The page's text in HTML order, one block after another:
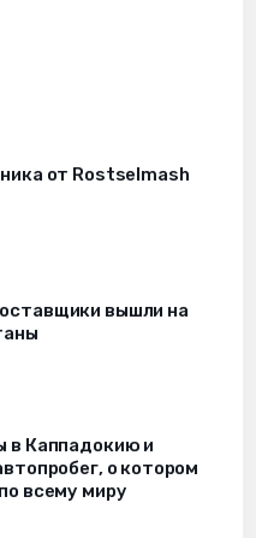
от Rostselmash
вышли на
в Каппадокию и
о котором
всему миру